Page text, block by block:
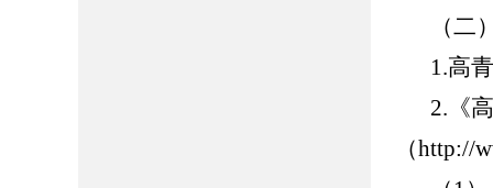
（二
1.高
2.《
（http://